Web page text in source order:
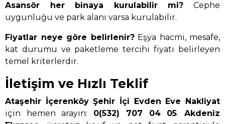
Asansör her binaya kurulabilir mi? Cephe
uygunluğu ve park alanı varsa kurulabilir.
Fiyatlar neye göre belirlenir?Eşya hacmi, mesafe,
kat durumu ve paketleme tercihi fiyatı belirleyen
temel kriterlerdir.
İletişim ve Hızlı Teklif
Ataşehir İçerenköy Şehir İçi Evden Eve Nakliyat
için hemen arayın: 0(532) 707 04 05.Akdeniz